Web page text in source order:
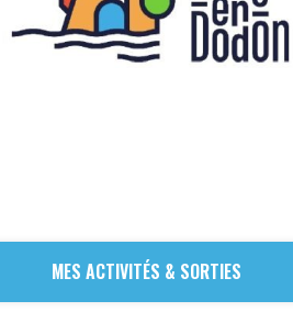
MES ACTIVITÉS & SORTIES